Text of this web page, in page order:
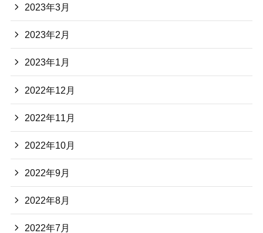
2023年3月
2023年2月
2023年1月
2022年12月
2022年11月
2022年10月
2022年9月
2022年8月
2022年7月